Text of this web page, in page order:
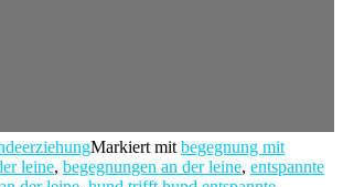
Markiert mit begegnung mit
leine, begegnungen an der leine, entspannte